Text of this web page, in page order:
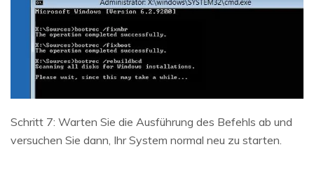
Schritt 7: Warten Sie die Ausführung des Befehls ab und
versuchen Sie dann, Ihr System normal neu zu starten.